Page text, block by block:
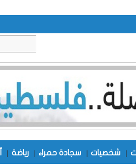
| شخصيات | سجادة حمراء | رياضة |